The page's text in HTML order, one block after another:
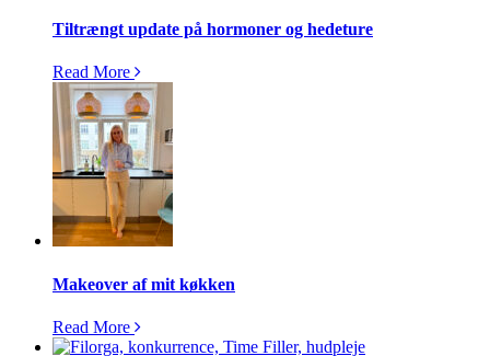
Tiltrængt update på hormoner og hedeture
Read More
Makeover af mit køkken
Read More